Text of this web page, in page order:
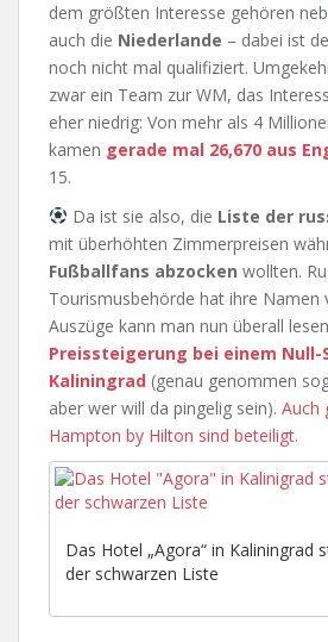
dem größten Interesse gehören
auch die Niederlande – dabei ist
noch nicht mal qualifiziert.
zwar ein Team zur WM, das
eher niedrig: Von mehr als 4
kamen gerade mal 26,670 aus
15.
Da ist sie also, die Liste der
mit überhöhten Zimmerpreisen
Fußballfans abzocken wollten.
Tourismusbehörde hat ihre Namen
Auszüge kann man nun überall
Preissteigerung bei einem
Kaliningrad (genau genommen
aber wer will da pingelig sein). Auch
Hampton by Hilton sind beteiligt.
Das Hotel „Agora“ in Kaliningrad
der schwarzen Liste